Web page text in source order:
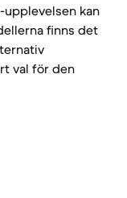
kan
finns det
val för den